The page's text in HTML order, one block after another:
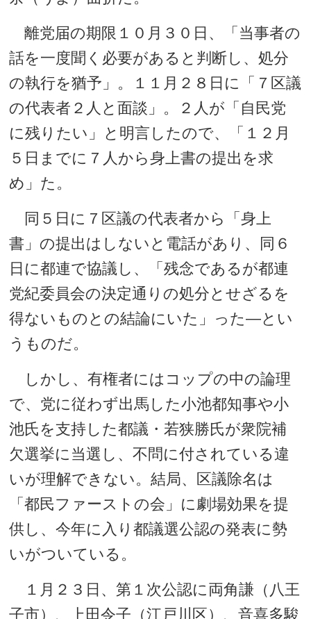
離党届の期限１０月３０日、「当事者の
話を一度聞く必要があると判断し、処分
の執行を猶予」。１１月２８日に「７区議
の代表者２人と面談」。２人が「自民党
に残りたい」と明言したので、「１２月
５日までに７人から身上書の提出を求
め」た。
同５日に７区議の代表者から「身上
書」の提出はしないと電話があり、同６
日に都連で協議し、「残念であるが都連
党紀委員会の決定通りの処分とせざるを
得ないものとの結論にいた」った―とい
うものだ。
しかし、有権者にはコップの中の論理
で、党に従わず出馬した小池都知事や小
池氏を支持した都議・若狭勝氏が衆院補
欠選挙に当選し、不問に付されている違
いが理解できない。結局、区議除名は
「都民ファーストの会」に劇場効果を提
供し、今年に入り都議選公認の発表に勢
いがついている。
１月２３日、第１次公認に両角謙（八王
子市）、上田令子（江戸川区）、音喜多駿